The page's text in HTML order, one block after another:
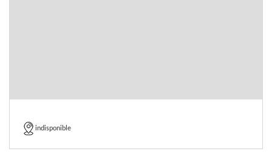
indisponible